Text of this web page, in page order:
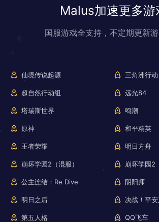
Malus加速更多游
国服游戏全支持，不定期更新
仙境传说起源 三角洲行动
超自然行动组 远光84
塔瑞斯世界 鸣潮
原神 和平精英
王者荣耀 明日方舟
崩坏学园2（混服） 崩坏学园2
公主连结：Re Dive 阴阳师
明日之后 决战！平
第五人格 QQ飞车